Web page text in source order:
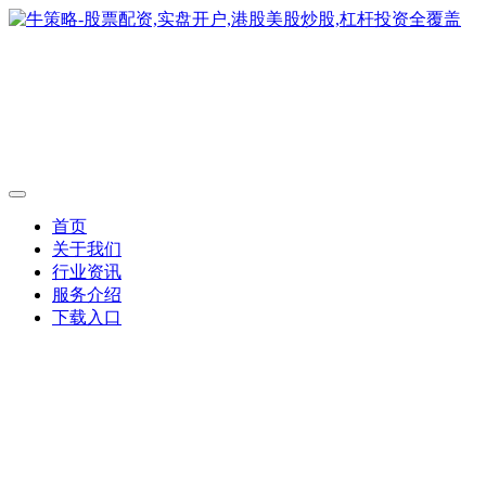
首页
关于我们
行业资讯
服务介绍
下载入口